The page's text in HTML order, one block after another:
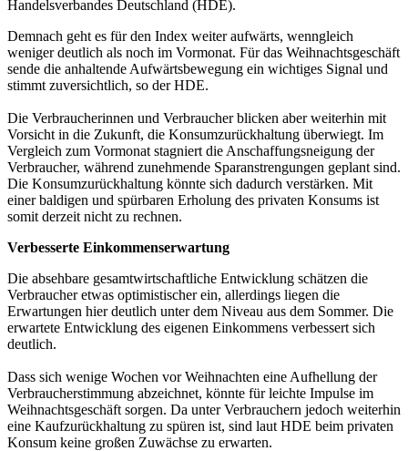
Handelsverbandes Deutschland (HDE).
Demnach geht es für den Index weiter aufwärts, wenngleich
weniger deutlich als noch im Vormonat. Für das Weihnachtsgeschäft
sende die anhaltende Aufwärtsbewegung ein wichtiges Signal und
stimmt zuversichtlich, so der HDE.
Die Verbraucherinnen und Verbraucher blicken aber weiterhin mit
Vorsicht in die Zukunft, die Konsumzurückhaltung überwiegt. Im
Vergleich zum Vormonat stagniert die Anschaffungsneigung der
Verbraucher, während zunehmende Sparanstrengungen geplant sind.
Die Konsumzurückhaltung könnte sich dadurch verstärken. Mit
einer baldigen und spürbaren Erholung des privaten Konsums ist
somit derzeit nicht zu rechnen.
Verbesserte Einkommenserwartung
Die absehbare gesamtwirtschaftliche Entwicklung schätzen die
Verbraucher etwas optimistischer ein, allerdings liegen die
Erwartungen hier deutlich unter dem Niveau aus dem Sommer. Die
erwartete Entwicklung des eigenen Einkommens verbessert sich
deutlich.
Dass sich wenige Wochen vor Weihnachten eine Aufhellung der
Verbraucherstimmung abzeichnet, könnte für leichte Impulse im
Weihnachtsgeschäft sorgen. Da unter Verbrauchern jedoch weiterhin
eine Kaufzurückhaltung zu spüren ist, sind laut HDE beim privaten
Konsum keine großen Zuwächse zu erwarten.